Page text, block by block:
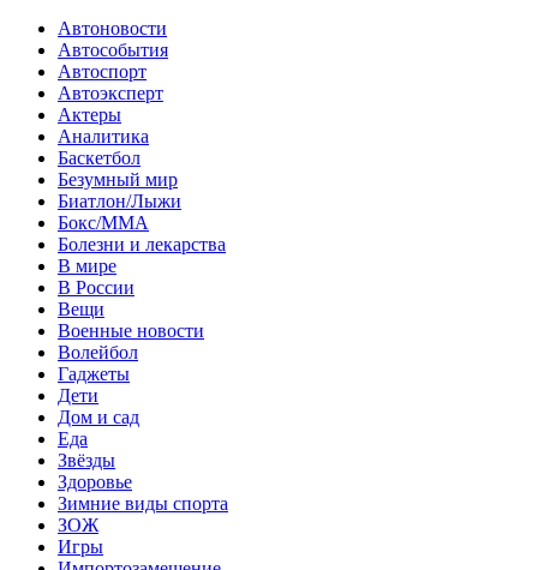
Автоновости
Автособытия
Автоспорт
Автоэксперт
Актеры
Аналитика
Баскетбол
Безумный мир
Биатлон/Лыжи
Бокс/MMA
Болезни и лекарства
В мире
В России
Вещи
Военные новости
Волейбол
Гаджеты
Дети
Дом и сад
Еда
Звёзды
Здоровье
Зимние виды спорта
ЗОЖ
Игры